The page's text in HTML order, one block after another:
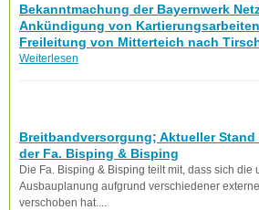
Bekanntmachung der Bayernwerk
Ankündigung von Kartierungsarbeiten
Freileitung von Mitterteich nach
Weiterlesen
Breitbandversorgung; Aktueller
der Fa. Bisping & Bisping
Die Fa. Bisping & Bisping teilt mit, dass sich die
Ausbauplanung aufgrund verschiedener
verschoben hat....